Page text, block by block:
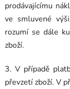
prodávajícímu
ve smluvené
rozumí se dále
zboží.
3. V případě
převzetí zboží. V